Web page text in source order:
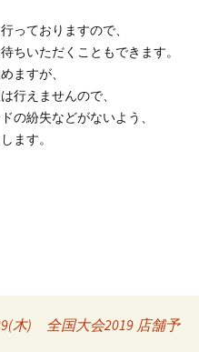
っておりますので、
ちいただくこともできます。
ますが、
行えませんので、
の紛失などがないよう、
ます。
木) 全国大会2019 店舗予